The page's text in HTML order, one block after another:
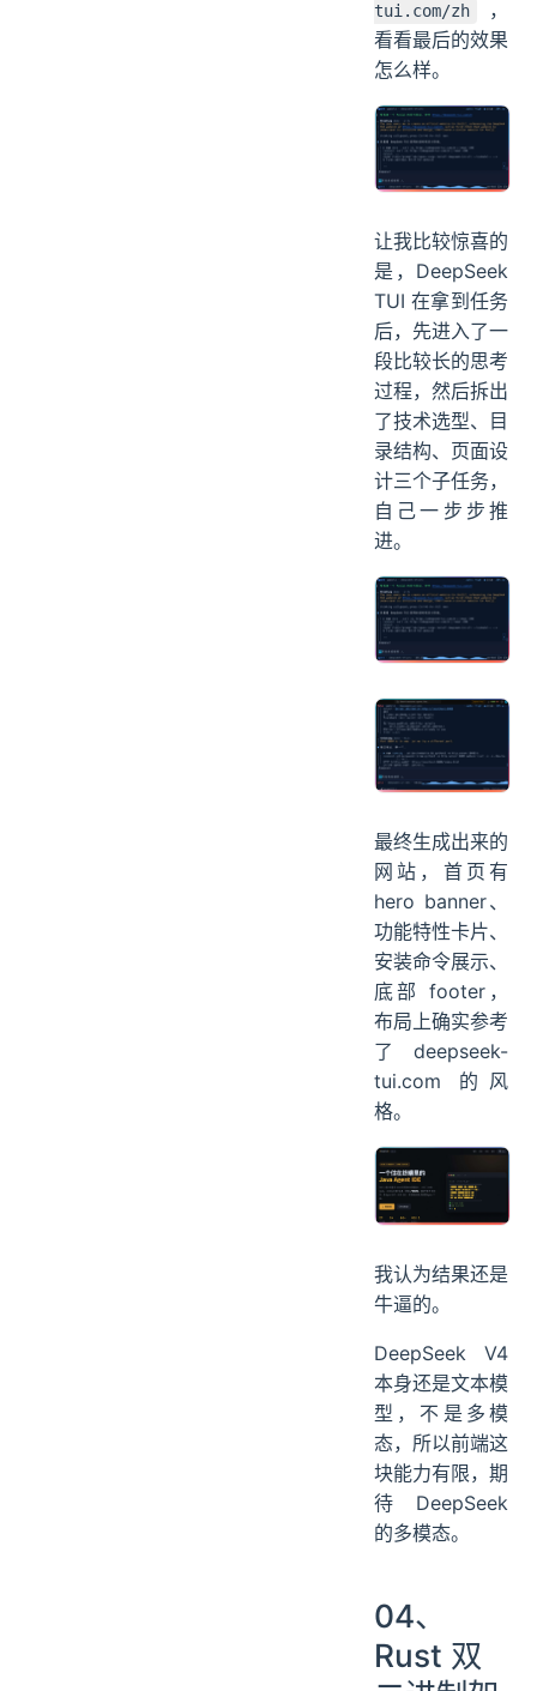
网站，参考
https://deeps
eek-
tui.com/zh ，
看看最后的效果
怎么样。
让我比较惊喜的
是，DeepSeek
TUI 在拿到任务
后，先进入了一
段比较长的思考
过程，然后拆出
了技术选型、目
录结构、页面设
计三个子任务，
自己一步步推
进。
最终生成出来的
网站，首页有
hero banner、
功能特性卡片、
安装命令展示、
底部 footer，
布局上确实参考
了 deepseek-
tui.com 的风
格。
我认为结果还是
牛逼的。
DeepSeek V4
本身还是文本模
型，不是多模
态，所以前端这
待 DeepSeek
的多模态。